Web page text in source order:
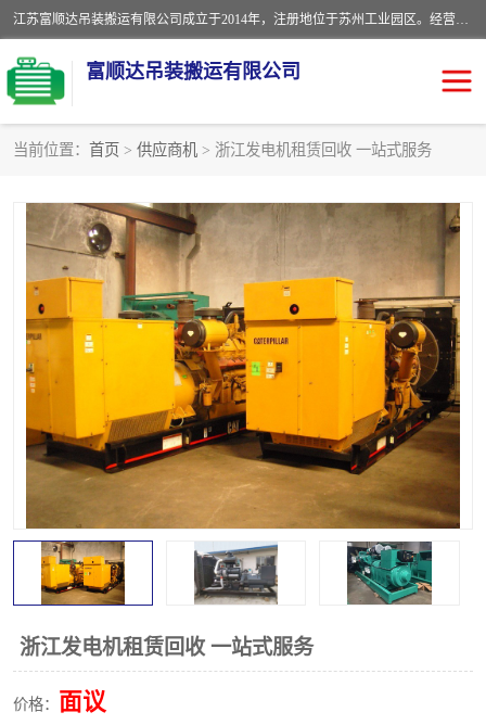
江苏富顺达吊装搬运有限公司成立于2014年，注册地位于苏州工业园区。经营范围包括起重吊装、搬运装卸服务；叉车、吊车租赁；水电安装；机电工程施工及维护；机电设备安装；家政服务、保洁服务。苏州搬运公司，苏州叉车出租，苏州吊车出租，苏州工厂设备搬运，专业设备吊装服务。
富顺达吊装搬运有限公司
当前位置： 首页 > 供应商机 > 浙江发电机租赁回收 一站式服务
浙江发电机租赁回收 一站式服务
价格： 面议
工厂搬迁公司 设备包装
设备定位移位 起重吊装
设备搬运 吊装公司
工厂设备搬运 专业设备吊装服务
吊车出租租赁服务 叉车出租租赁服务